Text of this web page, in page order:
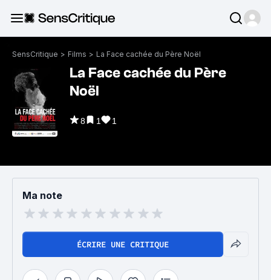
SensCritique > Films > La Face cachée du Père Noël
La Face cachée du Père
Noël
8 1 1
Ma note
ÉCRIRE UNE CRITIQUE